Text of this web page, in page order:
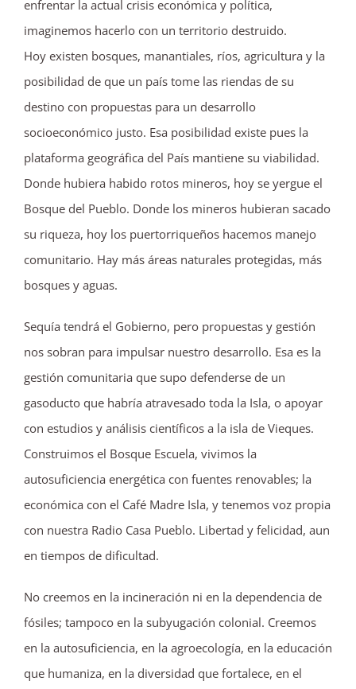
enfrentar la actual crisis económica y política,
imaginemos hacerlo con un territorio destruido.
Hoy existen bosques, manantiales, ríos, agricultura y la
posibilidad de que un país tome las riendas de su
destino con propuestas para un desarrollo
socioeconómico justo. Esa posibilidad existe pues la
plataforma geográfica del País mantiene su viabilidad.
Donde hubiera habido rotos mineros, hoy se yergue el
Bosque del Pueblo. Donde los mineros hubieran sacado
su riqueza, hoy los puertorriqueños hacemos manejo
comunitario. Hay más áreas naturales protegidas, más
bosques y aguas.
Sequía tendrá el Gobierno, pero propuestas y gestión
nos sobran para impulsar nuestro desarrollo. Esa es la
gestión comunitaria que supo defenderse de un
gasoducto que habría atravesado toda la Isla, o apoyar
con estudios y análisis científicos a la isla de Vieques.
Construimos el Bosque Escuela, vivimos la
autosuficiencia energética con fuentes renovables; la
económica con el Café Madre Isla, y tenemos voz propia
con nuestra Radio Casa Pueblo. Libertad y felicidad, aun
en tiempos de dificultad.
No creemos en la incineración ni en la dependencia de
fósiles; tampoco en la subyugación colonial. Creemos
en la autosuficiencia, en la agroecología, en la educación
que humaniza, en la diversidad que fortalece, en el